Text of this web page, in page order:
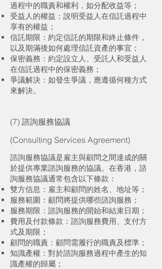
過程中的職責和權利，如分配收益等；
受益人的權益：說明受益人在信託過程中
享有的權益；
信託期限：約定信託的期限和終止條件，
以及期滿後如何處理信託資產的事宜；
保密義務：約定設立人、受託人和受益人
在信託過程中的保密義務；
爭議解決：如發生爭議，應遵循何種方式
來解決。
(7) 諮詢服務協議
(Consulting Services Agreement)
諮詢服務協議是雇主與顧問之間達成的關
於提供專業諮詢服務的協議。在香港，諮
詢服務協議通常包含以下條款：
雙方信息：雇主和顧問的姓名、地址等；
服務範圍：顧問將提供哪些諮詢服務；
服務期限：諮詢服務的開始和結束日期；
費用及付款條款：諮詢服務費用、支付方
式及期限；
顧問的職責：顧問需履行的職責及標準；
知識產權：對於諮詢服務過程中產生的知
識產權的歸屬；